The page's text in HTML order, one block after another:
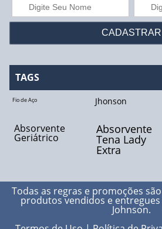
TAGS
Fio de Aço Jhonson
Absorvente
Geriátrico
Absorvente
Tena Lady
Extra
Todas as regras e promoções
produtos vendidos e entregues
Johnson.